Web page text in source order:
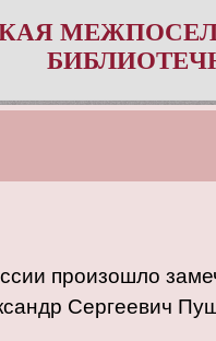
произошло
Сергеевич